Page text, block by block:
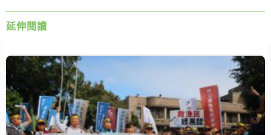
延伸閱讀